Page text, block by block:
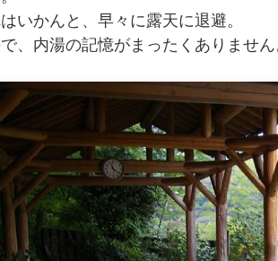
いかんと、早々に露天に退避。
、内湯の記憶がまったくありませ